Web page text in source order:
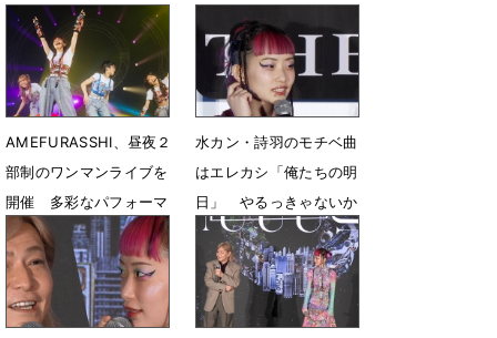
AMEFURASSHI、昼夜２
部制のワンマンライブを
開催 多彩なパフォーマ
ンスで魅了
8月22日 15時41分
水カン・詩羽のモチベ曲
はエレカシ「俺たちの明
日」 やるっきゃないか
と叩いてくれる
4月20日 12時12分